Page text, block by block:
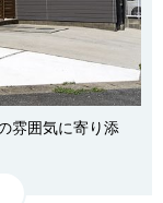
雰囲気に寄り添